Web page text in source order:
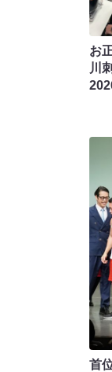
お
川
首